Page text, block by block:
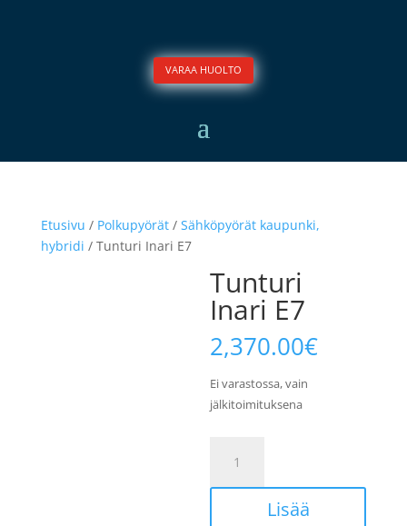
VARAA HUOLTO
Etusivu / Polkupyörät/ Sähköpyörät kaupunki,
hybridi / Tunturi Inari E7
Tunturi
Inari E7
2,370.00€
Ei varastossa, vain
jälkitoimituksena
Inari
E7
Lisää